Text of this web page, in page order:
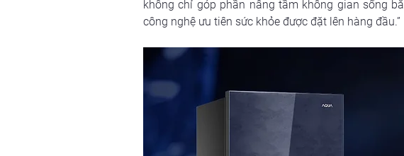
không chỉ góp phần nâng tầm không gian sống
công nghệ ưu tiên sức khỏe được đặt lên hàng đầu.”